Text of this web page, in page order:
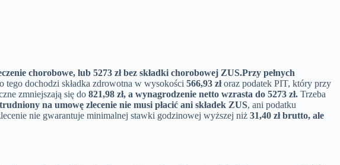
chorobowe, lub 5273 złbez składki chorobowej ZUS.Przy pełnych
tego dochodzi składka zdrowotna w wysokości 566,93 złoraz podatek PIT, który przy
zmniejszają się do 821,98 zł, a wynagrodzenie netto wzrasta do 5273 zł. Trzeba
na umowę zlecenie nie musi płacić ani składek ZUS, ani podatku
nie gwarantuje minimalnej stawki godzinowej wyższej niż 31,40 zł brutto, ale